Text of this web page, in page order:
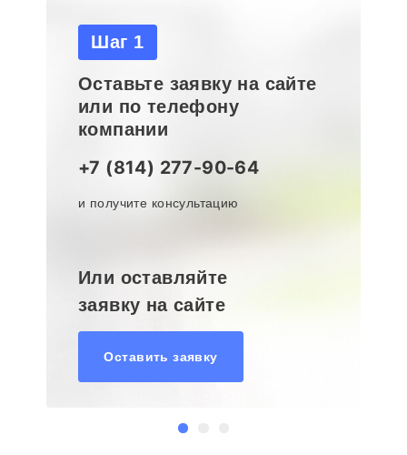
Шаг 1
Оставьте заявку на сайте
или по телефону
компании
+7 (814) 277-90-64
и получите консультацию
Или оставляйте
заявку на сайте
Оставить заявку